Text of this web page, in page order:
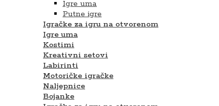
Igre uma
Putne igre
Igračke za igru na otvorenom
Igre uma
Kostimi
Kreativni setovi
Labirinti
Motoričke igračke
Naljepnice
Bojanke